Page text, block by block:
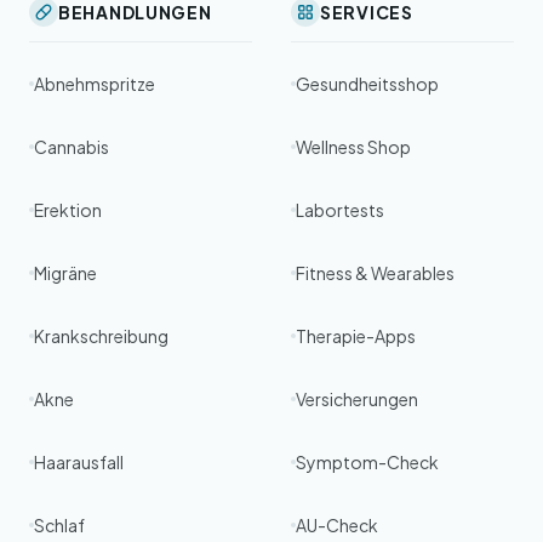
BEHANDLUNGEN
Abnehmspritze
Cannabis
Erektion
Migräne
Krankschreibung
Akne
Haarausfall
Schlaf
SERVICES
Gesundheitsshop
Wellness Shop
Labortests
Fitness & Wearables
Therapie-Apps
Versicherungen
Symptom-Check
AU-Check